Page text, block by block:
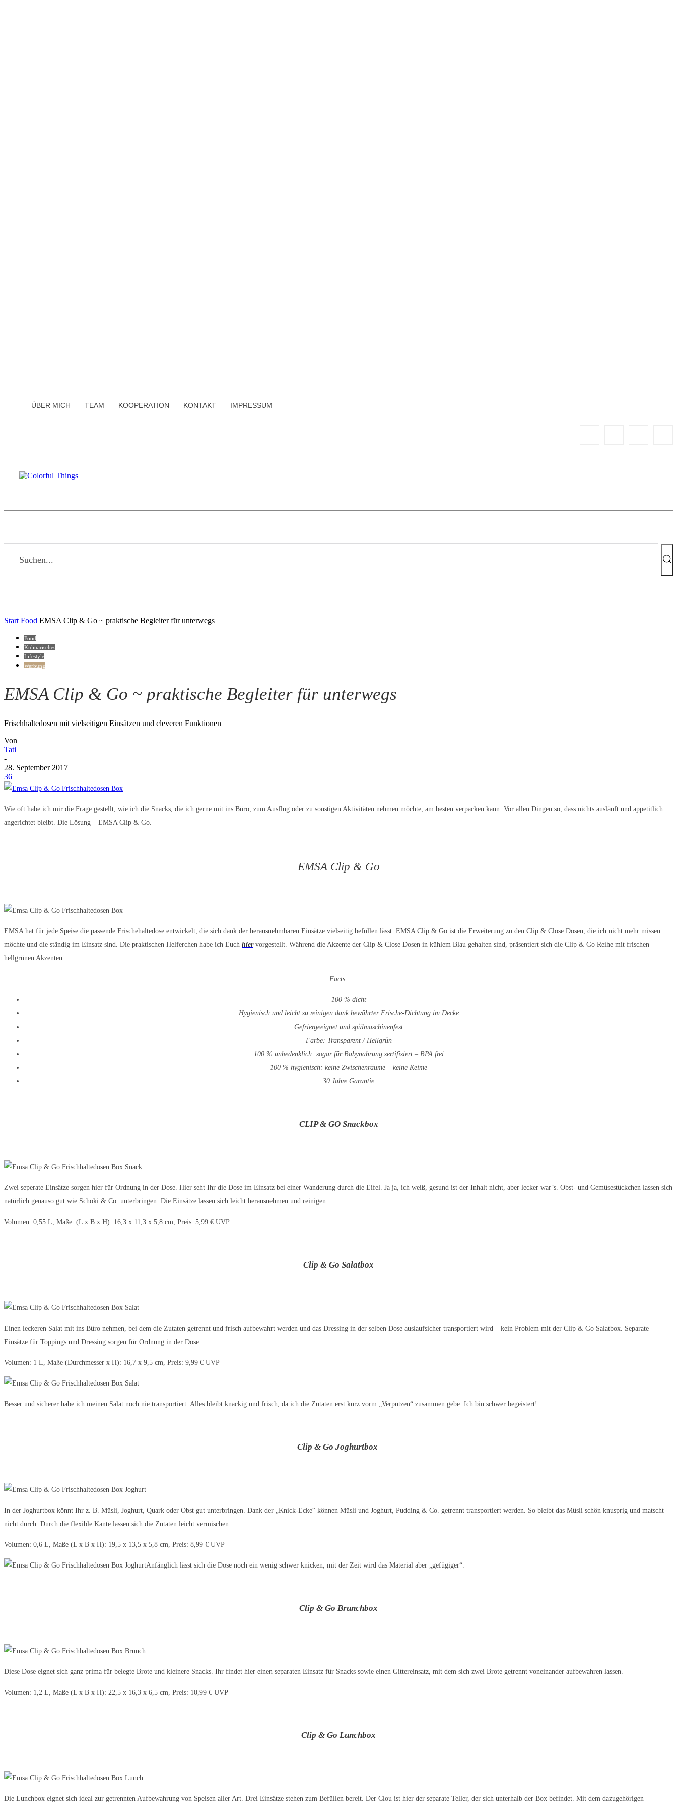
ÜBER MICH TEAM KOOPERATION KONTAKT IMPRESSUM
Suchen...
Start Food EMSA Clip & Go ~ praktische Begleiter für unterwegs
Food
Kulinarisches
Lifestyle
Werbung
EMSA Clip & Go ~ praktische Begleiter für unterwegs
Frischhaltedosen mit vielseitigen Einsätzen und cleveren Funktionen
Von
Tati
-
28. September 2017
36
Wie oft habe ich mir die Frage gestellt, wie ich die Snacks, die ich gerne mit ins Büro, zum Ausflug oder zu sonstigen Aktivitäten nehmen möchte, am besten verpacken kann. Vor allen Dingen so, dass nichts ausläuft und appetitlich
angerichtet bleibt. Die Lösung – EMSA Clip & Go.
EMSA Clip & Go
EMSA hat für jede Speise die passende Frischehaltedose entwickelt, die sich dank der herausnehmbaren Einsätze vielseitig befüllen lässt. EMSA Clip & Go ist die Erweiterung zu den Clip & Close Dosen, die ich nicht mehr missen
möchte und die ständig im Einsatz sind. Die praktischen Helferchen habe ich Euch hier vorgestellt. Während die Akzente der Clip & Close Dosen in kühlem Blau gehalten sind, präsentiert sich die Clip & Go Reihe mit frischen
hellgrünen Akzenten.
Facts:
100 % dicht
Hygienisch und leicht zu reinigen dank bewährter Frische-Dichtung im Decke
Gefriergeeignet und spülmaschinenfest
Farbe: Transparent / Hellgrün
100 % unbedenklich: sogar für Babynahrung zertifiziert – BPA frei
100 % hygienisch: keine Zwischenräume – keine Keime
30 Jahre Garantie
CLIP & GO Snackbox
Zwei seperate Einsätze sorgen hier für Ordnung in der Dose. Hier seht Ihr die Dose im Einsatz bei einer Wanderung durch die Eifel. Ja ja, ich weiß, gesund ist der Inhalt nicht, aber lecker war’s. Obst- und Gemüsestückchen lassen sich
natürlich genauso gut wie Schoki & Co. unterbringen. Die Einsätze lassen sich leicht herausnehmen und reinigen.
Volumen: 0,55 L, Maße: (L x B x H): 16,3 x 11,3 x 5,8 cm, Preis: 5,99 € UVP
Clip & Go Salatbox
Einen leckeren Salat mit ins Büro nehmen, bei dem die Zutaten getrennt und frisch aufbewahrt werden und das Dressing in der selben Dose auslaufsicher transportiert wird – kein Problem mit der Clip & Go Salatbox. Separate
Einsätze für Toppings und Dressing sorgen für Ordnung in der Dose.
Volumen: 1 L, Maße (Durchmesser x H): 16,7 x 9,5 cm, Preis: 9,99 € UVP
Besser und sicherer habe ich meinen Salat noch nie transportiert. Alles bleibt knackig und frisch, da ich die Zutaten erst kurz vorm „Verputzen“ zusammen gebe. Ich bin schwer begeistert!
Clip & Go Joghurtbox
In der Joghurtbox könnt Ihr z. B. Müsli, Joghurt, Quark oder Obst gut unterbringen. Dank der „Knick-Ecke“ können Müsli und Joghurt, Pudding & Co. getrennt transportiert werden. So bleibt das Müsli schön knusprig und matscht
nicht durch. Durch die flexible Kante lassen sich die Zutaten leicht vermischen.
Volumen: 0,6 L, Maße (L x B x H): 19,5 x 13,5 x 5,8 cm, Preis: 8,99 € UVP
Anfänglich lässt sich die Dose noch ein wenig schwer knicken, mit der Zeit wird das Material aber „gefügiger“.
Clip & Go Brunchbox
Diese Dose eignet sich ganz prima für belegte Brote und kleinere Snacks. Ihr findet hier einen separaten Einsatz für Snacks sowie einen Gittereinsatz, mit dem sich zwei Brote getrennt voneinander aufbewahren lassen.
Volumen: 1,2 L, Maße (L x B x H): 22,5 x 16,3 x 6,5 cm, Preis: 10,99 € UVP
Clip & Go Lunchbox
Die Lunchbox eignet sich ideal zur getrennten Aufbewahrung von Speisen aller Art. Drei Einsätze stehen zum Befüllen bereit. Der Clou ist hier der separate Teller, der sich unterhalb der Box befindet. Mit dem dazugehörigen